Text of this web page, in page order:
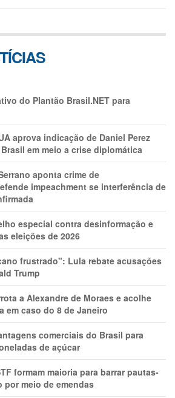
do Plantão Brasil.NET para
aprova indicação de Daniel Perez
em meio a crise diplomática
aponta crime de
impeachment se interferência de
especial contra desinformação e
eleições de 2026
frustrado": Lula rebate acusações
Trump
a Alexandre de Moraes e acolhe
em caso do 8 de Janeiro
comerciais do Brasil para
de açúcar
formam maioria para barrar pautas-
por meio de emendas